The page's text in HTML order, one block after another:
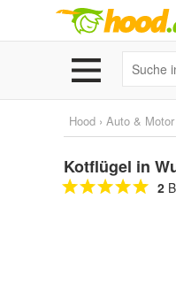
Hood › Auto & Motor
Kotflügel in
2